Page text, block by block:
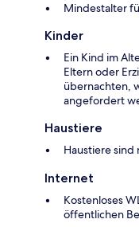
Mindestalter
Kinder
Ein Kind im
Eltern oder
übernachten,
angefordert
Haustiere
Haustiere
Internet
Kostenloses
öffentlichen